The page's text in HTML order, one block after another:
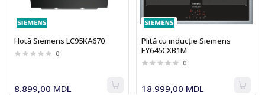
Hotă Siemens LC95KA670
0
8.899,00 MDL
Plită cu inducție Siemens
EY645CXB1M
0
18.999,00 MDL